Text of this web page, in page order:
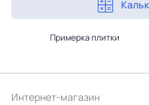
Примерка плитки
Интернет-магазин